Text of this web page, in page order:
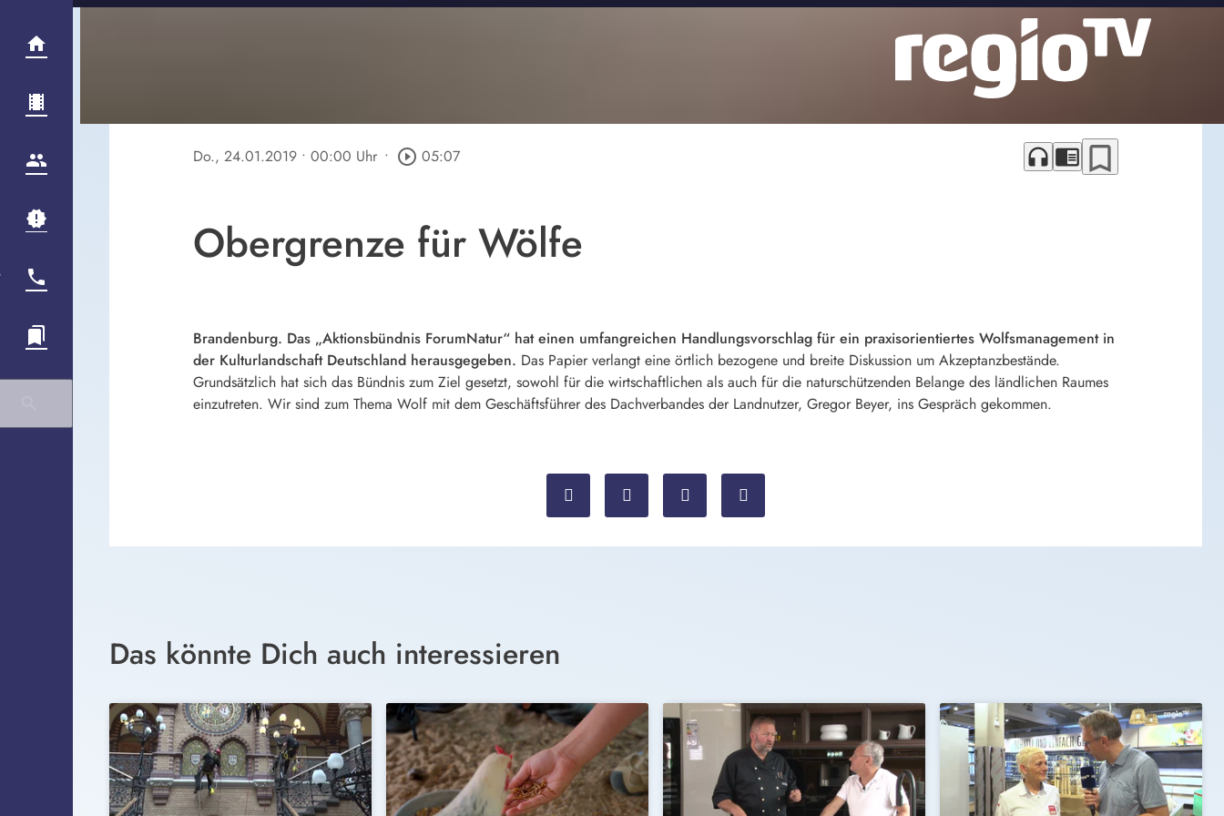
Do., 24.01.2019 • 00:00 Uhr • play_circle_outline 05:07 headphones chrome_reader_mode bookmark_border
Obergrenze für Wölfe
Brandenburg. Das „Aktionsbündnis ForumNatur“ hat einen umfangreichen Handlungsvorschlag für ein praxisorientiertes Wolfsmanagement in
der Kulturlandschaft Deutschland herausgegeben. Das Papier verlangt eine örtlich bezogene und breite Diskussion um Akzeptanzbestände.
Grundsätzlich hat sich das Bündnis zum Ziel gesetzt, sowohl für die wirtschaftlichen als auch für die naturschützenden Belange des ländlichen Raumes
einzutreten. Wir sind zum Thema Wolf mit dem Geschäftsführer des Dachverbandes der Landnutzer, Gregor Beyer, ins Gespräch gekommen.
Das könnte Dich auch interessieren